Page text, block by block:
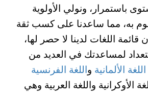
باستمرار، ونولي الأولوية
به، مما ساعدنا على كسب ثقة
قائمة اللغات لدينا لا حصر لها،
لمساعدتك في العديد من
اللغة الألمانية واللغة الفرنسية
الأوكرانية واللغة العربية وهي